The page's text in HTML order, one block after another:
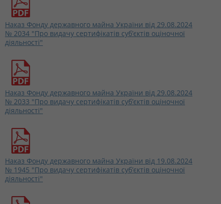
Наказ Фонду державного майна України від 29.08.2024
№ 2034 "Про видачу сертифікатів суб’єктів оціночної
діяльності"
Наказ Фонду державного майна України від 29.08.2024
№ 2033 "Про видачу сертифікатів суб’єктів оціночної
діяльності"
Наказ Фонду державного майна України від 19.08.2024
№ 1945 "Про видачу сертифікатів суб’єктів оціночної
діяльності"